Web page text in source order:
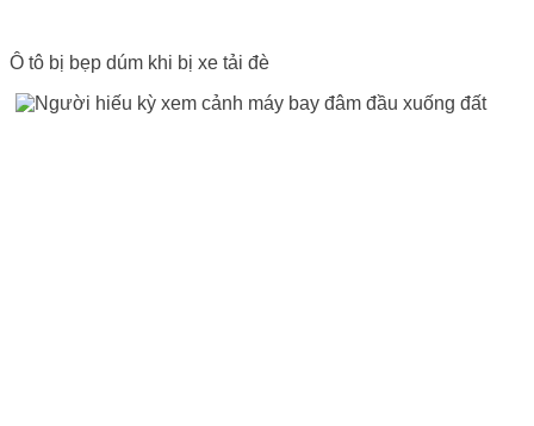
Ô tô bị bẹp dúm khi bị xe tải đè